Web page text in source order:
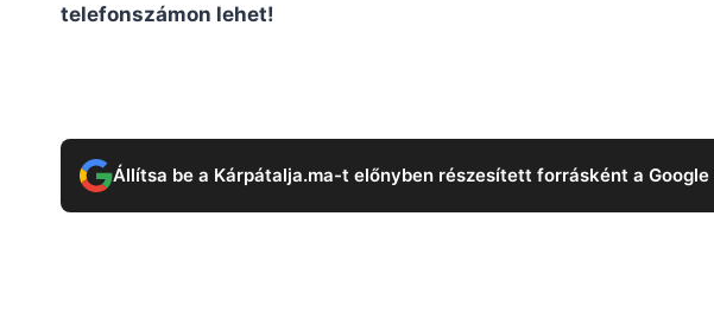
telefonszámon lehet!
Állítsa be a Kárpátalja.ma-t előnyben részesített forrásként a Google